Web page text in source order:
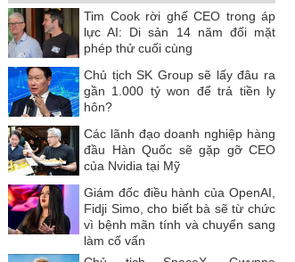
Tim Cook rời ghế CEO trong áp
lực AI: Di sản 14 năm đối mặt
phép thử cuối cùng
Chủ tịch SK Group sẽ lấy đâu ra
gần 1.000 tỷ won để trả tiền ly
hôn?
Các lãnh đạo doanh nghiệp hàng
đầu Hàn Quốc sẽ gặp gỡ CEO
của Nvidia tại Mỹ
Giám đốc điều hành của OpenAI,
Fidji Simo, cho biết bà sẽ từ chức
vì bệnh mãn tính và chuyển sang
làm cố vấn